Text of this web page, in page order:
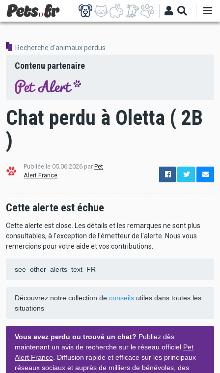
Aller
au
contenu
Recherche d'animaux perdus
Contenu partenaire
Chat perdu à Oletta ( 2B
)
Publiée le 05.06.2026 parPet
Alert France
configuration
Cette alerte est échue
Cette alerte est close. Les détails et les remarques ne sont plus
consultables, à l'exception de l'émetteur de l'alerte. Nous vous
remercions pour votre aide et vos contributions.
see_other_alerts_text_FR
Découvrez notre collection deconseils utiles dans toutes les
situations
Vous avez perdu ou trouvé un chat? Publiez dès
maintenant un avis de recherche sur le réseau officiel Pet
Alert France . Diffusion rapide et efficace sur les principaux
réseaux sociaux et auprès de milliers de bénévoles, des